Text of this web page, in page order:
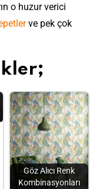
o huzur verici
ve pek çok
Göz Alıcı Renk
Kombinasyonları